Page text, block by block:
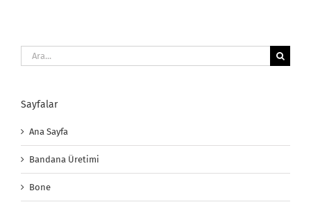
Ara:
Sayfalar
Ana Sayfa
Bandana Üretimi
Bone